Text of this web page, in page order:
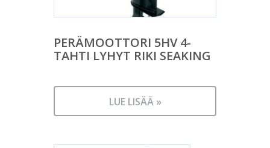
PERÄMOOTTORI 5HV 4-
TAHTI LYHYT RIKI SEAKING
LUE LISÄÄ »